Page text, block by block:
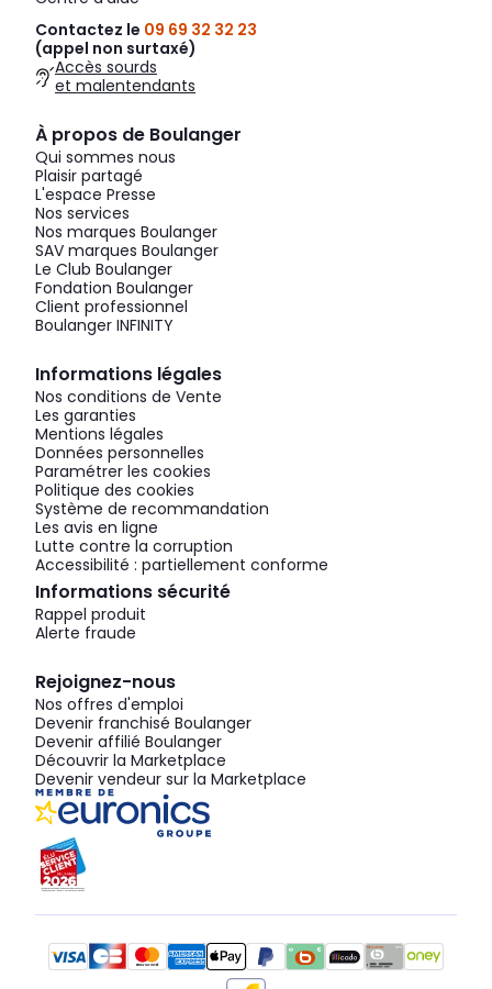
Contactez le 09 69 32 32 23
(appel non surtaxé)
Accès sourds
et malentendants
À propos de Boulanger
Qui sommes nous
Plaisir partagé
L'espace Presse
Nos services
Nos marques Boulanger
SAV marques Boulanger
Le Club Boulanger
Fondation Boulanger
Client professionnel
Boulanger INFINITY
Informations légales
Nos conditions de Vente
Les garanties
Mentions légales
Données personnelles
Paramétrer les cookies
Politique des cookies
Système de recommandation
Les avis en ligne
Lutte contre la corruption
Accessibilité : partiellement conforme
Informations sécurité
Rappel produit
Alerte fraude
Rejoignez-nous
Nos offres d'emploi
Devenir franchisé Boulanger
Devenir affilié Boulanger
Découvrir la Marketplace
Devenir vendeur sur la Marketplace